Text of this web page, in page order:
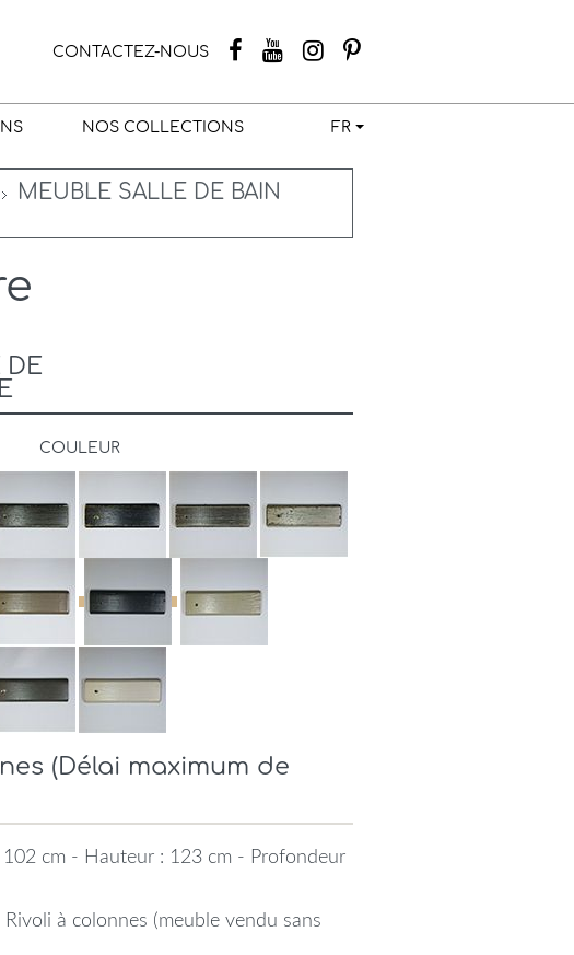
CONTACTEZ-NOUS
NOS COLLECTIONS FR
MEUBLE SALLE DE BAIN
DE
COULEUR
(Délai maximum de
102 cm - Hauteur : 123 cm - Profondeur
Rivoli à colonnes (meuble vendu sans